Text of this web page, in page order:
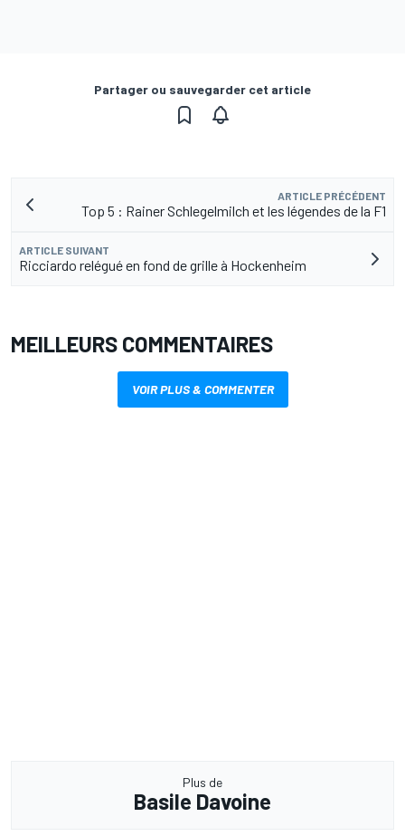
Partager ou sauvegarder cet article
ARTICLE PRÉCÉDENT
Top 5 : Rainer Schlegelmilch et les légendes de la F1
ARTICLE SUIVANT
Ricciardo relégué en fond de grille à Hockenheim
MEILLEURS COMMENTAIRES
VOIR PLUS & COMMENTER
Plus de
Basile Davoine